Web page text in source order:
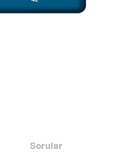
Sorular